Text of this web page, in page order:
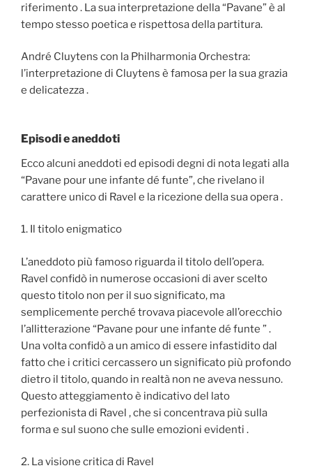
riferimento . La sua interpretazione della “Pavane” è al
tempo stesso poetica e rispettosa della partitura.
André Cluytens con la Philharmonia Orchestra:
l’interpretazione di Cluytens è famosa per la sua grazia
e delicatezza .
Episodi e aneddoti
Ecco alcuni aneddoti ed episodi degni di nota legati alla
“Pavane pour une infante dé funte”, che rivelano il
carattere unico di Ravel e la ricezione della sua opera .
1. Il titolo enigmatico
L’aneddoto più famoso riguarda il titolo dell’opera.
Ravel confidò in numerose occasioni di aver scelto
questo titolo non per il suo significato, ma
semplicemente perché trovava piacevole all’orecchio
l’allitterazione “Pavane pour une infante dé funte ” .
Una volta confidò a un amico di essere infastidito dal
fatto che i critici cercassero un significato più profondo
dietro il titolo, quando in realtà non ne aveva nessuno.
Questo atteggiamento è indicativo del lato
perfezionista di Ravel , che si concentrava più sulla
forma e sul suono che sulle emozioni evidenti .
2. La visione critica di Ravel